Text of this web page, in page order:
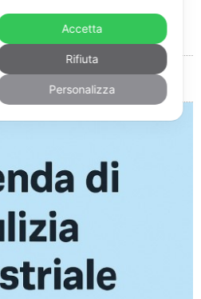
05:22
Accetta
Rifiuta
Personalizza